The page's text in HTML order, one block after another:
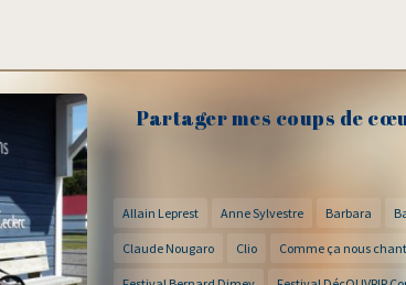
Partager mes coups de
Allain Leprest Anne Sylvestre Barbara
Claude Nougaro Clio Comme ça nous